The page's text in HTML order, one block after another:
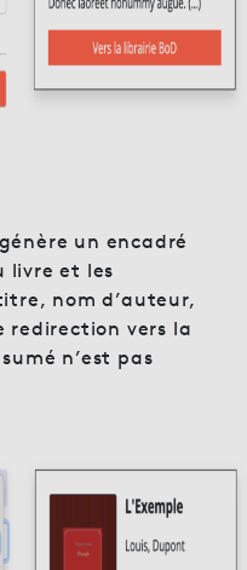
un encadré
livre et les
nom d’auteur,
redirection vers la
n’est pas